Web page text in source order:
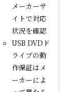
メーカーサ
イトで対応
状況を確認
USB DVDド
ライブの動
作保証はメ
ーカーによ